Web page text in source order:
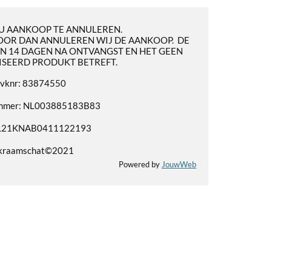
AANKOOP TE ANNULEREN.
DAN ANNULEREN WIJ DE AANKOOP. DE
14 DAGEN NA ONTVANGST EN HET GEEN
PRODUKT BETREFT.
83874550
NL003885183B83
Powered byJouwWeb